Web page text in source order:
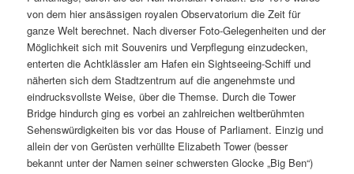
von dem hier ansässigen royalen Observatorium die Zeit für
ganze Welt berechnet. Nach diverser Foto-Gelegenheiten und der
Möglichkeit sich mit Souvenirs und Verpflegung einzudecken,
enterten die Achtklässler am Hafen ein Sightseeing-Schiff und
näherten sich dem Stadtzentrum auf die angenehmste und
eindrucksvollste Weise, über die Themse. Durch die Tower
Bridge hindurch ging es vorbei an zahlreichen weltberühmten
Sehenswürdigkeiten bis vor das House of Parliament. Einzig und
allein der von Gerüsten verhüllte Elizabeth Tower (besser
bekannt unter der Namen seiner schwersten Glocke „Big Ben“)